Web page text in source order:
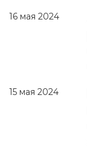
16 мая 2024
15 мая 2024